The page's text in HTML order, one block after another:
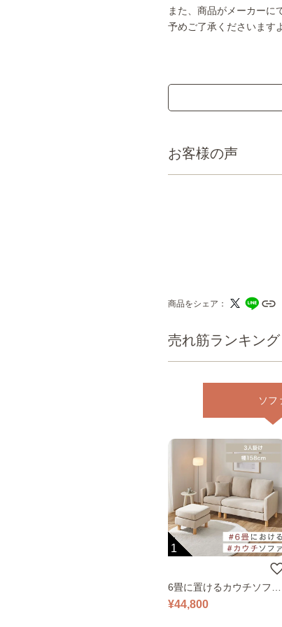
売れ筋ランキング
ソフ
1
6畳に置けるカウチソファ
｜ベージュ
¥44,800
また、商品がメーカーに
予めご了承くださいます
お客様の声
商品をシェア